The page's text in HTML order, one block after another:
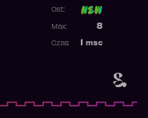
8.
Ost:
8
Max:
msc
Czas: